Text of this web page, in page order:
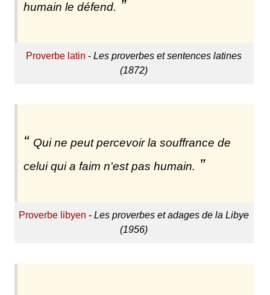
humain le défend.
Proverbe latin -Les proverbes et sentences latines
(1872)
Qui ne peut percevoir la souffrance de
celui qui a faim n'est pas humain.
Proverbe libyen -Les proverbes et adages de la Libye
(1956)